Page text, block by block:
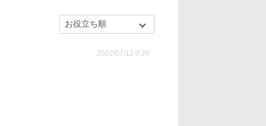
2022/07/12 0:20